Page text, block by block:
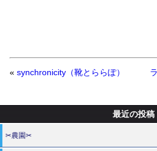
« synchronicity（靴とららぽ）
最近の投稿
✂農園✂